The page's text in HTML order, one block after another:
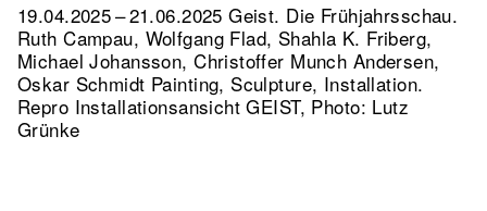
19.04.2025 – 21.06.2025 Geist. Die Frühjahrsschau.
Ruth Campau, Wolfgang Flad, Shahla K. Friberg,
Michael Johansson, Christoffer Munch Andersen,
Oskar Schmidt Painting, Sculpture, Installation.
Repro Installationsansicht GEIST, Photo: Lutz
Grünke